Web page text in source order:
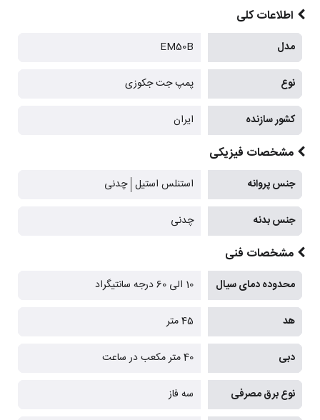
اطلاعات کلی
مدل EM50B
نوع پمپ جت جکوزی
کشور سازنده ایران
مشخصات فیزیکی
جنس پروانه استنلس استیل چدنی
جنس بدنه چدنی
مشخصات فنی
محدوده دمای سیال 10 الی 60 درجه سانتیگراد
هد 45 متر
دبی 40 متر مکعب در ساعت
نوع برق مصرفی سه فاز